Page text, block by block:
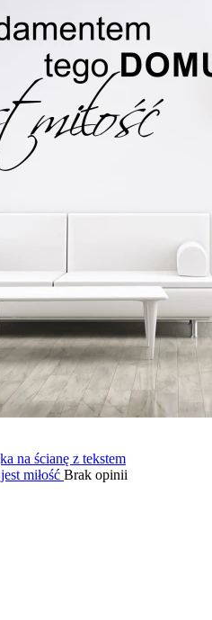
na ścianę z tekstem
miłość Brak opinii